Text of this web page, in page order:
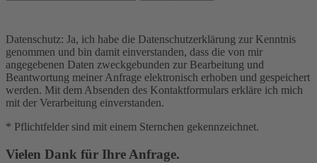
Datenschutz: Ja, ich habe die Datenschutzerklärung zur Kenntnis
genommen und bin damit einverstanden, dass die von mir
angegebenen Daten zweckgebunden zur Bearbeitung und
Beantwortung meiner Anfrage elektronisch erhoben und gespeichert
werden. Mit dem Absenden des Kontaktformulars erkläre ich mich
mit der Verarbeitung einverstanden.
* Pflichtfelder sind mit einem Sternchen gekennzeichnet.
Vielen Dank für Ihre Anfrage.